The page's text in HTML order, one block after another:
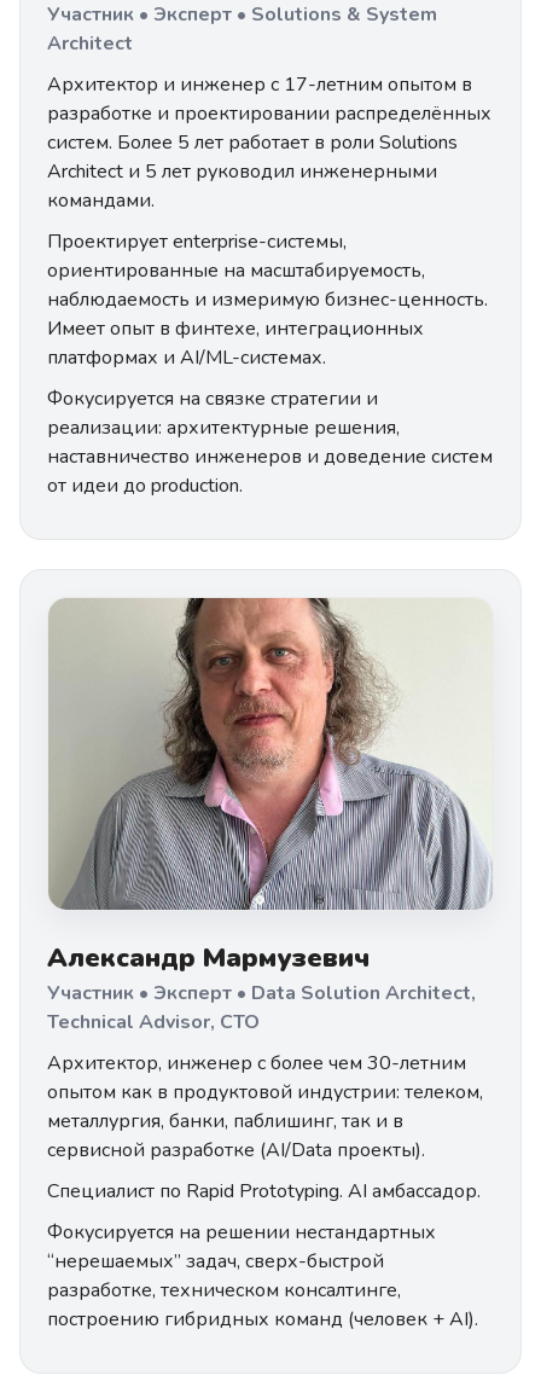
Участник • Эксперт • Solutions & System
Architect
Архитектор и инженер с 17-летним опытом в
разработке и проектировании распределённых
систем. Более 5 лет работает в роли Solutions
Architect и 5 лет руководил инженерными
командами.
Проектирует enterprise-системы,
ориентированные на масштабируемость,
наблюдаемость и измеримую бизнес-ценность.
Имеет опыт в финтехе, интеграционных
платформах и AI/ML-системах.
Фокусируется на связке стратегии и
реализации: архитектурные решения,
наставничество инженеров и доведение систем
от идеи до production.
Александр Мармузевич
Участник • Эксперт • Data Solution Architect,
Technical Advisor, CTO
Архитектор, инженер с более чем 30-летним
опытом как в продуктовой индустрии: телеком,
металлургия, банки, паблишинг, так и в
сервисной разработке (AI/Data проекты).
Специалист по Rapid Prototyping. AI амбассадор.
Фокусируется на решении нестандартных
“нерешаемых” задач, сверх-быстрой
разработке, техническом консалтинге,
построению гибридных команд (человек + AI).